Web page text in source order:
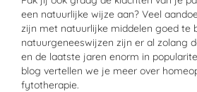
een natuurlijke wijze aan? Veel
zijn met natuurlijke middelen goed te
natuurgeneeswijzen zijn er al zolang
en de laatste jaren enorm in
blog vertellen we je meer over
fytotherapie.